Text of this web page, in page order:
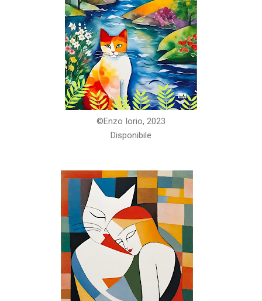
©️Enzo Iorio, 2023
Disponibile